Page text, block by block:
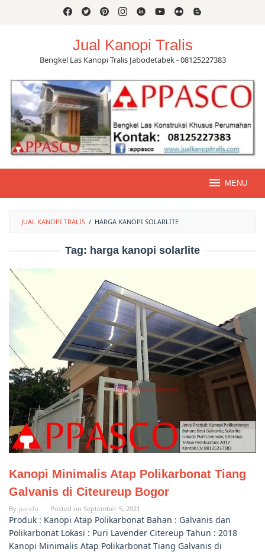
Jual Kanopi Tralis
Bengkel Las Kanopi Tralis Jabodetabek - 08125227383
MENU
JUAL KANOPI TRALIS / HARGA KANOPI SOLARLITE
Tag: harga kanopi solarlite
Kanopi Minimalis Atap Polikarbonat Tiang
Galvanis di Citeureup Bogor
By pandu Posted on September 5, 2021
Produk : Kanopi Atap Polikarbonat Bahan : Galvanis dan
Polikarbonat Lokasi : Puri Lavender Citereup Tahun : 2018
Kanopi Minimalis Atap Polikarbonat Tiang Galvanis di